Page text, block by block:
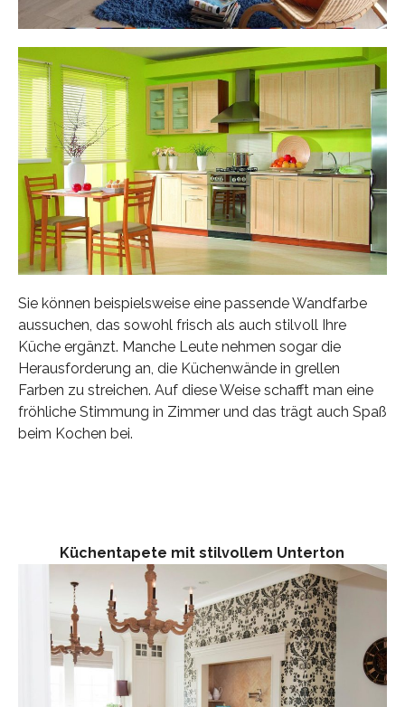
Sie können beispielsweise eine passende Wandfarbe
aussuchen, das sowohl frisch als auch stilvoll Ihre
Küche ergänzt. Manche Leute nehmen sogar die
Herausforderung an, die Küchenwände in grellen
Farben zu streichen. Auf diese Weise schafft man eine
fröhliche Stimmung in Zimmer und das trägt auch Spaß
beim Kochen bei.
Küchentapete mit stilvollem Unterton